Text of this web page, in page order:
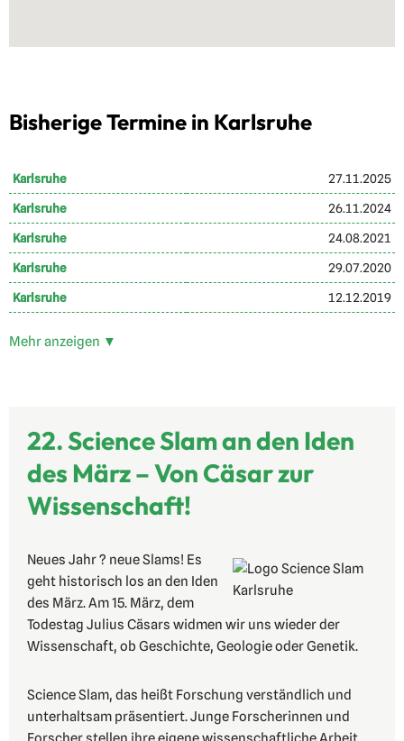
22. Science Slam an den Iden
des März – Von Cäsar zur
Wissenschaft!
Neues Jahr ? neue Slams! Es
geht historisch los an den Iden
des März. Am 15. März, dem
Todestag Julius Cäsars widmen wir uns wieder der
Wissenschaft, ob Geschichte, Geologie oder Genetik.
Science Slam, das heißt Forschung verständlich und
unterhaltsam präsentiert. Junge Forscherinnen und
Bisherige Termine in Karlsruhe
Karlsruhe 27.11.2025
Karlsruhe 26.11.2024
Karlsruhe 24.08.2021
Karlsruhe 29.07.2020
Karlsruhe 12.12.2019
Mehr anzeigen ▼